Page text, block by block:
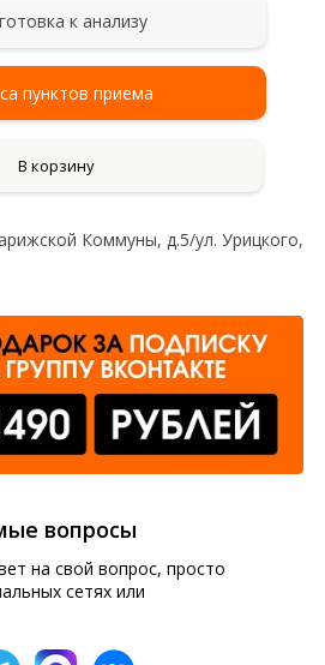
к анализу
пунктов приема
В корзину
Коммуны, д.5/ул. Урицкого,
вопросы
на свой вопрос, просто
сетях или